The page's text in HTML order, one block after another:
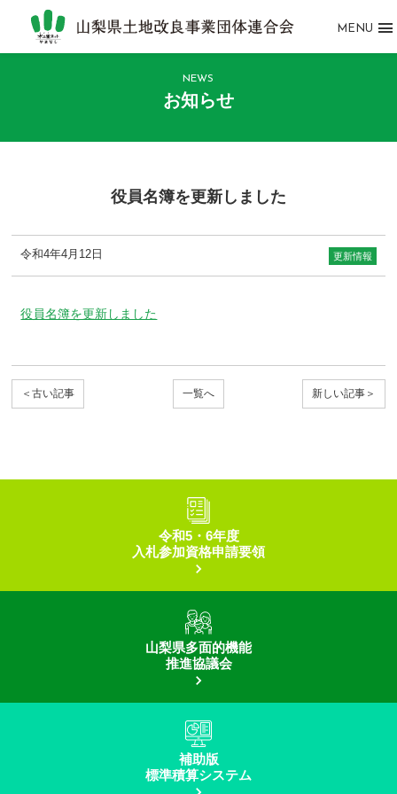
MENU
NEWS
お知らせ
役員名簿を更新しました
令和4年4月12日 更新情報
役員名簿を更新しました
＜古い記事 一覧へ 新しい記事＞
令和5・6年度
入札参加資格申請要領
山梨県多面的機能
推進協議会
補助版
標準積算システム